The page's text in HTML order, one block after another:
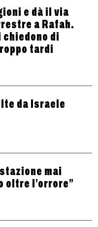
e dà il via
a Rafah.
di
tardi
da Israele
mai
oltre l’orrore”